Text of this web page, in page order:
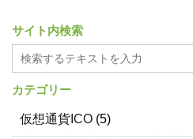
サイト内検索
カテゴリー
仮想通貨ICO (5)